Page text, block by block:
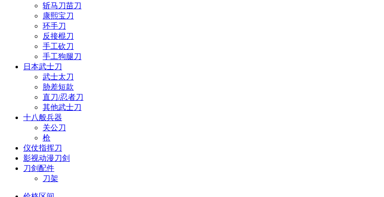
斩马刀苗刀
康熙宝刀
环手刀
反接棍刀
手工砍刀
手工狗腿刀
日本武士刀
武士太刀
胁差短款
直刀/忍者刀
其他武士刀
十八般兵器
关公刀
枪
仪仗指挥刀
影视动漫刀剑
刀剑配件
刀架